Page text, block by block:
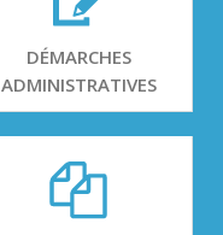
DÉMARCHES
ADMINISTRATIVES